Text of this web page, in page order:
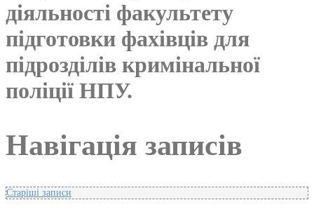
діяльності факультету
підготовки фахівців для
підрозділів кримінальної
поліції НПУ.
Навігація записів
Старіші записи